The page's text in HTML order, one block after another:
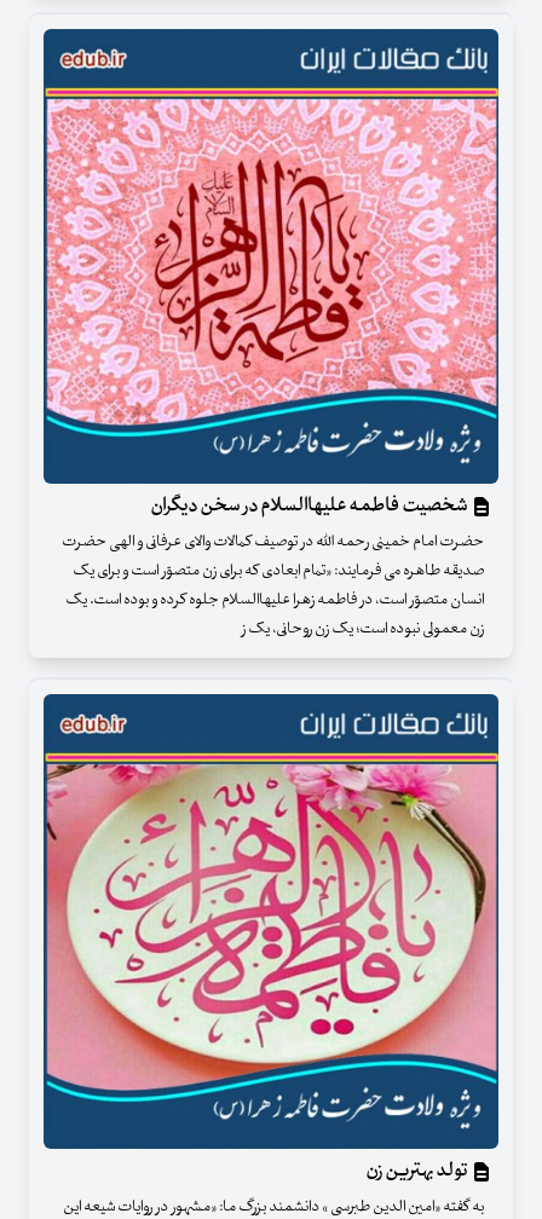
شخصیت فاطمه علیهاالسلام در سخن دیگران
حضرت امام خمینی رحمه الله در توصیف کمالات والای عرفانی و الهی حضرت
صدیقه طاهره می فرمایند: «تمام ابعادی که برای زن متصوّر است و برای یک
انسان متصوّر است، در فاطمه زهرا علیهاالسلام جلوه کرده و بوده است. یک
زن معمولی نبوده است؛ یک زن روحانی، یک ز
تولد بهترین زن
به گفته «امین الدین طبرسی » دانشمند بزرگ ما: «مشهور در روایات شیعه این